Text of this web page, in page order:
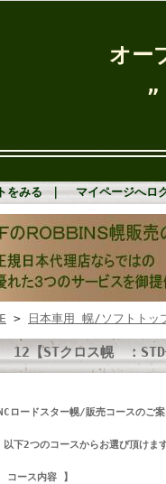
オー
をみる マイページへロ
> 日本車用 幌/ソフトトッ
12【STクロス幌 ：
ロードスター幌/販売コースのご
下2つのコースからお選び頂けま
コース内容 】